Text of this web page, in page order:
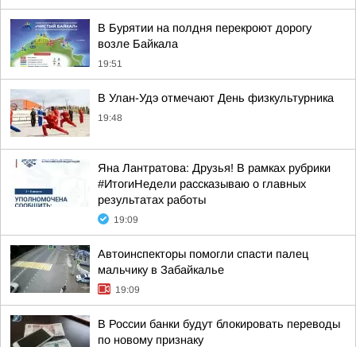
В Бурятии на полдня перекроют дорогу
возле Байкала
19:51
В Улан-Удэ отмечают День физкультурника
19:48
Яна Лантратова: Друзья! В рамках рубрики
#ИтогиНедели рассказываю о главных
результатах работы
19:09
Автоинспекторы помогли спасти палец
мальчику в Забайкалье
19:09
В России банки будут блокировать переводы
по новому признаку